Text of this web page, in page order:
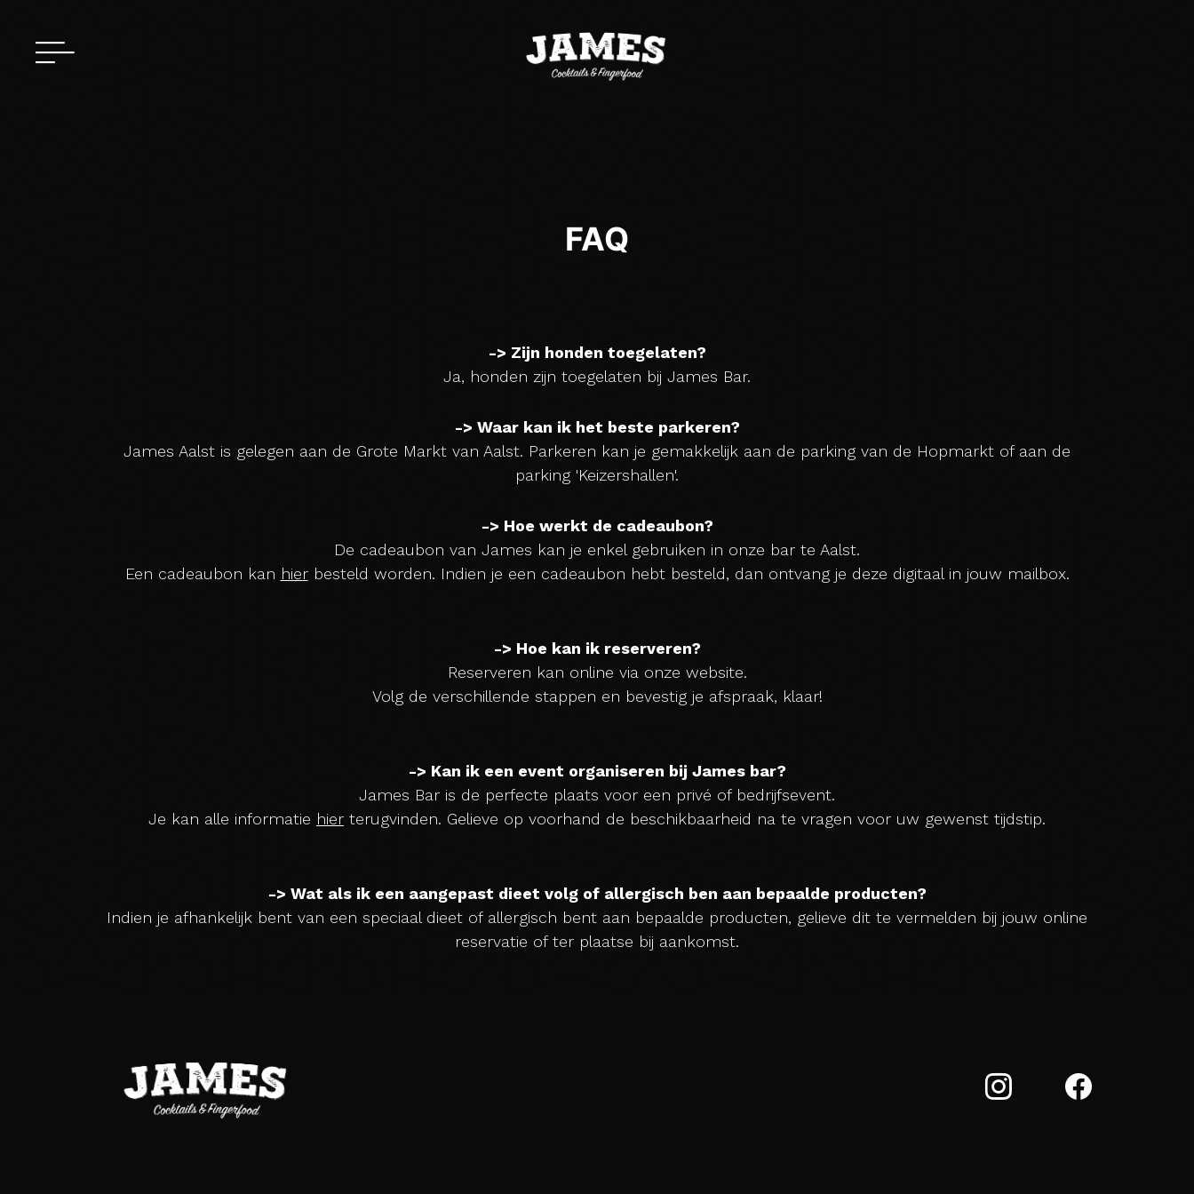
bedrijfsevent
FAQ
-> Zijn honden toegelaten?
Ja, honden zijn toegelaten bij James Bar.
-> Waar kan ik het beste parkeren?
James Aalst is gelegen aan de Grote Markt van Aalst. Parkeren kan je gemakkelijk aan de parking van de Hopmarkt of aan de
parking 'Keizershallen'.
-> Hoe werkt de cadeaubon?
De cadeaubon van James kan je enkel gebruiken in onze bar te Aalst.
Een cadeaubon kan hierbesteld worden. Indien je een cadeaubon hebt besteld, dan ontvang je deze digitaal in jouw mailbox.
-> Hoe kan ik reserveren?
Reserveren kan online via onze website.
Volg de verschillende stappen en bevestig je afspraak, klaar!
-> Kan ik een event organiseren bij James bar?
James Bar is de perfecte plaats voor een privé of bedrijfsevent.
Je kan alle informatie hier terugvinden. Gelieve op voorhand de beschikbaarheid na te vragen voor uw gewenst tijdstip.
-> Wat als ik een aangepast dieet volg of allergisch ben aan bepaalde producten?
Indien je afhankelijk bent van een speciaal dieet of allergisch bent aan bepaalde producten, gelieve dit te vermelden bij jouw online
reservatie of ter plaatse bij aankomst.